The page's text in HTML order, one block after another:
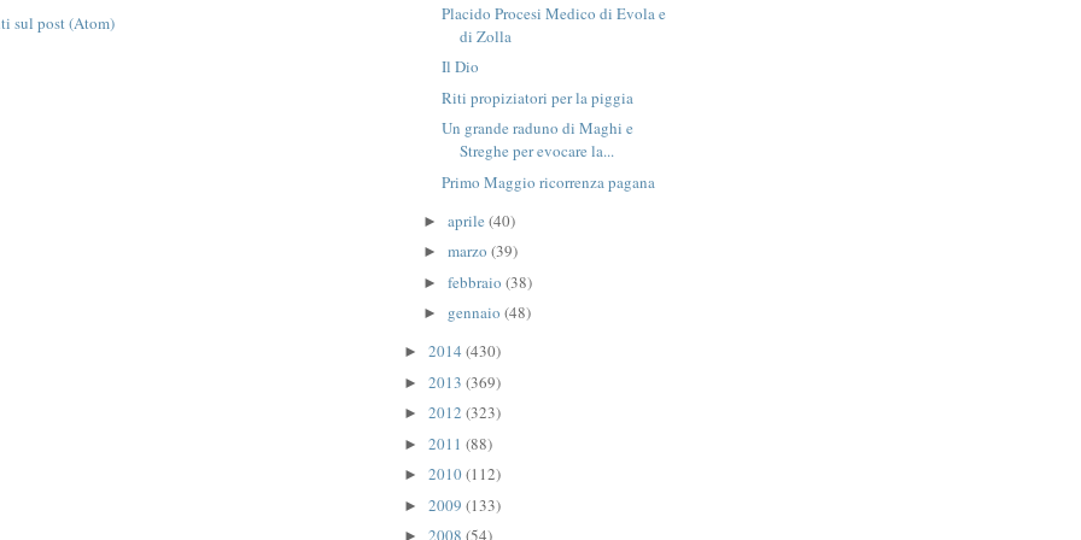
sul post (Atom)
Placido Procesi Medico di Evola e
di Zolla
Il Dio
Riti propiziatori per la piggia
Un grande raduno di Maghi e
Streghe per evocare la...
Primo Maggio ricorrenza pagana
► aprile (40)
► marzo (39)
► febbraio (38)
► gennaio (48)
► 2014 (430)
► 2013 (369)
► 2012 (323)
► 2011 (88)
► 2010(112)
► 2009 (133)
► 2008 (54)